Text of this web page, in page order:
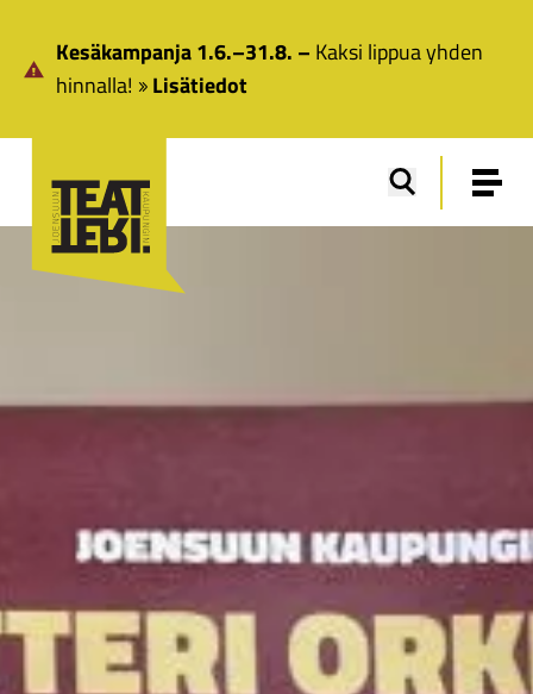
Kesäkampanja 1.6.–31.8. – Kaksi lippua yhden
hinnalla!
Lisätiedot